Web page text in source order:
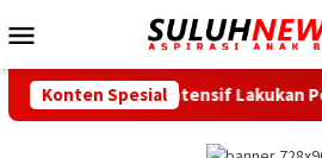
ke
Mobile
Konten Spesial
Intensif Lakukan Pembinaan